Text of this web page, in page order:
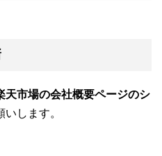
天市場の会社概要ページのシ
いします。